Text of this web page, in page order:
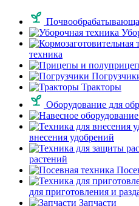
техника
Тракторы
Оборудование для
внесения удобрений
растений
для приготовления и
Запчасти